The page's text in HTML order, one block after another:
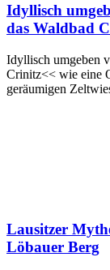
Idyllisch
das Waldbad
Idyllisch umgeben
Crinitz<< wie eine
geräumigen
Lausitzer
Löbauer Berg